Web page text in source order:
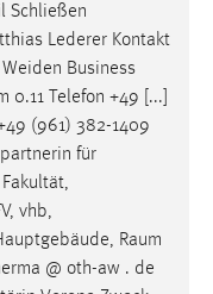
Schließen
Lederer Kontakt
Business
0.11 Telefon +49 [...]
(961) 382-1409
für
vhb,
Raum
@ oth-aw . de